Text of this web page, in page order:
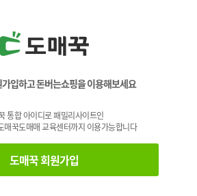
입하고 돈버는쇼핑을 이용해보세요
통합 아이디로 패밀리사이트인
매꾹도매매 교육센터까지 이용가능합니다
도매꾹 회원가입